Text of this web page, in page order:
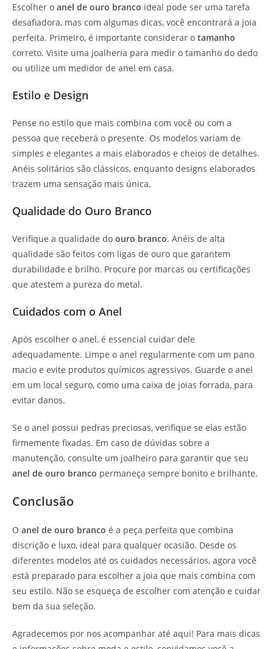
Escolher o anel de ouro branco ideal pode ser uma tarefa
desafiadora, mas com algumas dicas, você encontrará a joia
perfeita. Primeiro, é importante considerar o tamanho
correto. Visite uma joalheria para medir o tamanho do dedo
ou utilize um medidor de anel em casa.
Estilo e Design
Pense no estilo que mais combina com você ou com a
pessoa que receberá o presente. Os modelos variam de
simples e elegantes a mais elaborados e cheios de detalhes.
Anéis solitários são clássicos, enquanto designs elaborados
trazem uma sensação mais única.
Qualidade do Ouro Branco
Verifique a qualidade do ouro branco. Anéis de alta
qualidade são feitos com ligas de ouro que garantem
durabilidade e brilho. Procure por marcas ou certificações
que atestem a pureza do metal.
Cuidados com o Anel
Após escolher o anel, é essencial cuidar dele
adequadamente. Limpe o anel regularmente com um pano
macio e evite produtos químicos agressivos. Guarde o anel
em um local seguro, como uma caixa de joias forrada, para
evitar danos.
Se o anel possui pedras preciosas, verifique se elas estão
firmemente fixadas. Em caso de dúvidas sobre a
manutenção, consulte um joalheiro para garantir que seu
anel de ouro branco permaneça sempre bonito e brilhante.
Conclusão
O anel de ouro branco é a peça perfeita que combina
discrição e luxo, ideal para qualquer ocasião. Desde os
diferentes modelos até os cuidados necessários, agora você
está preparado para escolher a joia que mais combina com
seu estilo. Não se esqueça de escolher com atenção e cuidar
bem da sua seleção.
Agradecemos por nos acompanhar até aqui! Para mais dicas